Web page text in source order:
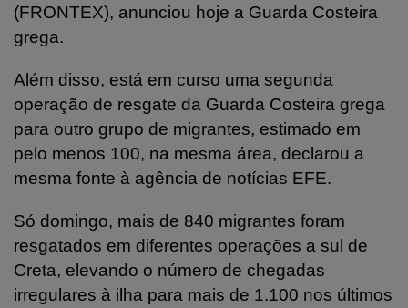
(FRONTEX), anunciou hoje a Guarda Costeira
grega.
Além disso, está em curso uma segunda
operação de resgate da Guarda Costeira grega
para outro grupo de migrantes, estimado em
pelo menos 100, na mesma área, declarou a
mesma fonte à agência de notícias EFE.
Só domingo, mais de 840 migrantes foram
resgatados em diferentes operações a sul de
Creta, elevando o número de chegadas
irregulares à ilha para mais de 1.100 nos últimos